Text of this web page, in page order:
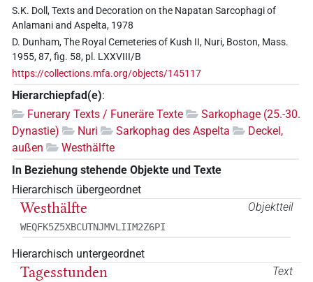
S.K. Doll, Texts and Decoration on the Napatan Sarcophagi of
Anlamani and Aspelta, 1978
D. Dunham, The Royal Cemeteries of Kush II, Nuri, Boston, Mass.
1955, 87, fig. 58, pl. LXXVIII/B
https://collections.mfa.org/objects/145117
Hierarchiepfad(e):
Funerary Texts / Funeräre Texte
Sarkophage (25.-30.
Dynastie)
Nuri Sarkophag des Aspelta
Deckel,
außen
Westhälfte
In Beziehung stehende Objekte und Texte
Hierarchisch übergeordnet
Objektteil
Westhälfte
WEQFK5Z5XBCUTNJMVLIIM2Z6PI
Hierarchisch untergeordnet
Text
Tagesstunden